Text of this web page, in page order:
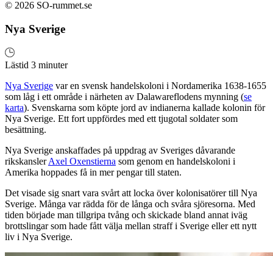
© 2026 SO-rummet.se
Nya Sverige
Lästid 3 minuter
Nya Sverige var en svensk handelskoloni i Nordamerika 1638-1655
som låg i ett område i närheten av Dalawareflodens mynning (se
karta). Svenskarna som köpte jord av indianerna kallade kolonin för
Nya Sverige. Ett fort uppfördes med ett tjugotal soldater som
besättning.
Nya Sverige anskaffades på uppdrag av Sveriges dåvarande
rikskanslerAxel Oxenstierna som genom en handelskoloni i
Amerika hoppades få in mer pengar till staten.
Det visade sig snart vara svårt att locka över kolonisatörer till Nya
Sverige. Många var rädda för de långa och svåra sjöresorna. Med
tiden började man tillgripa tvång och skickade bland annat iväg
brottslingar som hade fått välja mellan straff i Sverige eller ett nytt
liv i Nya Sverige.